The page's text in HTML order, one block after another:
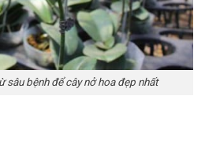
sâu bệnh để cây nở hoa đẹp nhất